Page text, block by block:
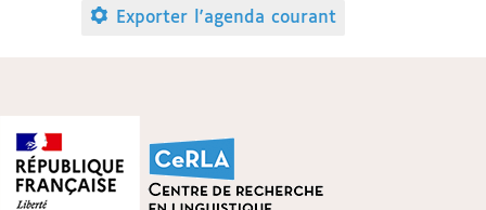
Exporter l'agenda courant